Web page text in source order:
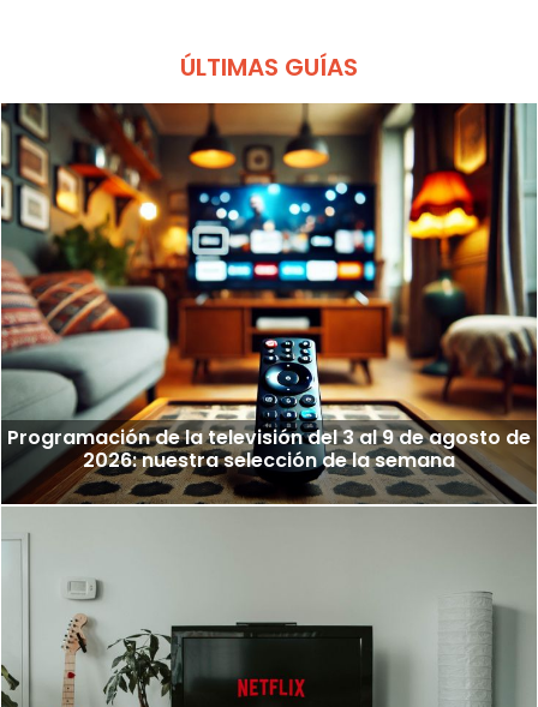
ÚLTIMAS GUÍAS
Programación de la televisión del 3 al 9 de agosto de
2026: nuestra selección de la semana